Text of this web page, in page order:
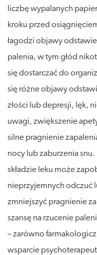
liczbę wypalanych
kroku przed
łagodzi objawy
palenia, w tym głód
się dostarczać do
się różne objawy
złości lub depresji, lęk,
uwagi, zwiększenie
silne pragnienie
nocy lub zaburzenia
składzie leku może
nieprzyjemnych odczuć
zmniejszyć pragnienie
szansę na rzucenie
– zarówno
wsparcie